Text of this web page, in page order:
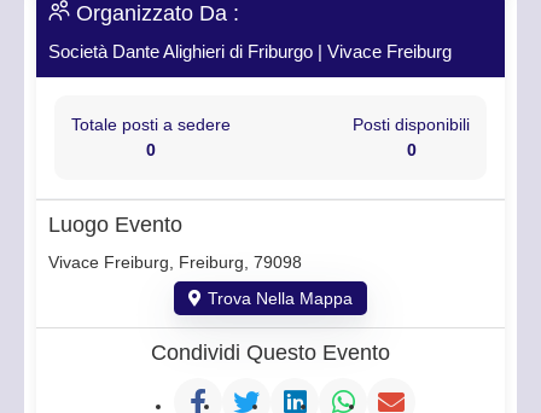
Organizzato Da :
Società Dante Alighieri di Friburgo | Vivace Freiburg
Totale posti a sedere
0
Posti disponibili
0
Luogo Evento
Vivace Freiburg, Freiburg, 79098
Trova Nella Mappa
Condividi Questo Evento